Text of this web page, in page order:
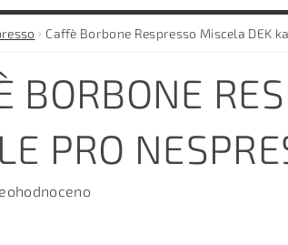
TĚSTOVINY SEMOLINOVÉ
Caffè Borbone Respresso Miscela DEK
BORBONE
PRO